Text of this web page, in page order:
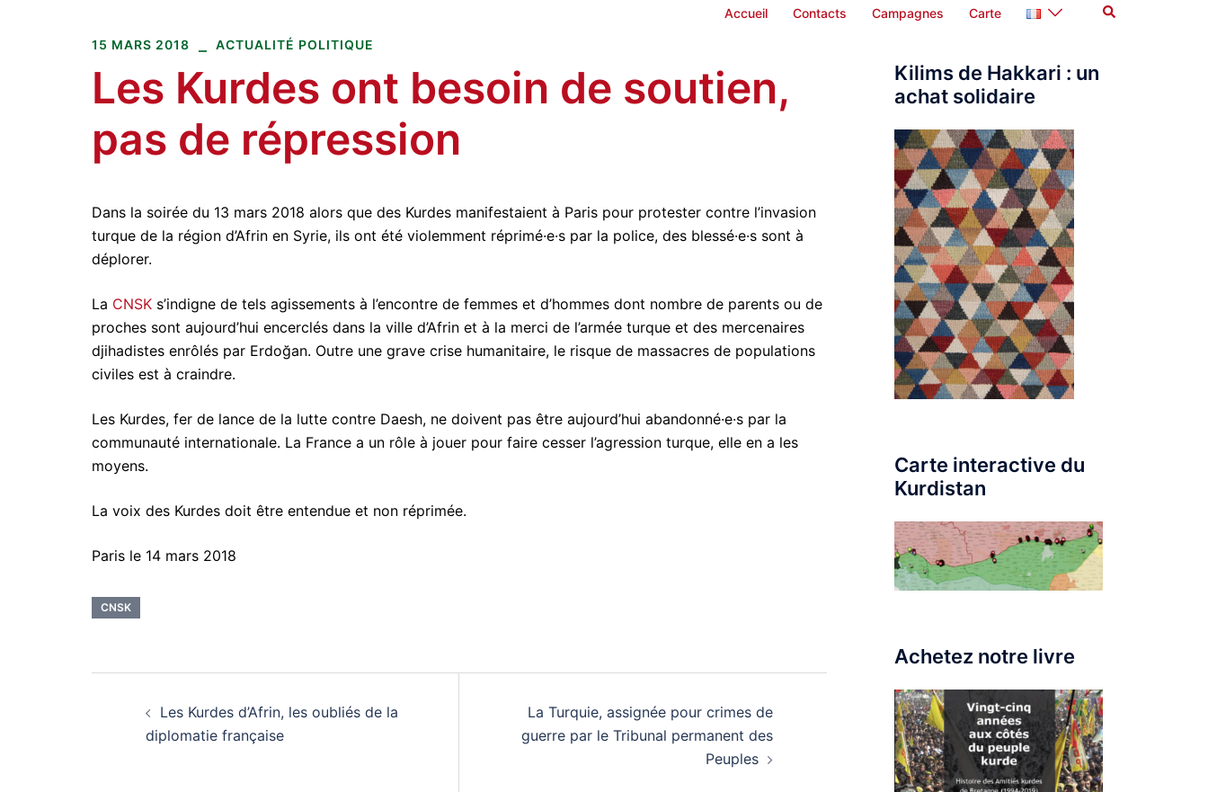
Accueil Contacts Campagnes Carte Rechercher
15 MARS 2018 ACTUALITÉ POLITIQUE
Les Kurdes ont besoin de soutien,
pas de répression
Dans la soirée du 13 mars 2018 alors que des Kurdes manifestaient à Paris pour protester contre l’invasion
turque de la région d’Afrin en Syrie, ils ont été violemment réprimé·e·s par la police, des blessé·e·s sont à
déplorer.
La CNSK s’indigne de tels agissements à l’encontre de femmes et d’hommes dont nombre de parents ou de
proches sont aujourd’hui encerclés dans la ville d’Afrin et à la merci de l’armée turque et des mercenaires
djihadistes enrôlés par Erdoğan. Outre une grave crise humanitaire, le risque de massacres de populations
civiles est à craindre.
Les Kurdes, fer de lance de la lutte contre Daesh, ne doivent pas être aujourd’hui abandonné·e·s par la
communauté internationale. La France a un rôle à jouer pour faire cesser l’agression turque, elle en a les
moyens.
La voix des Kurdes doit être entendue et non réprimée.
Paris le 14 mars 2018
CNSK
Navigation
d’article
Les Kurdes d’Afrin, les oubliés de la
diplomatie française
La Turquie, assignée pour crimes de
guerre par le Tribunal permanent des
Peuples
Kilims de Hakkari : un
achat solidaire
Carte interactive du
Kurdistan
Achetez notre livre